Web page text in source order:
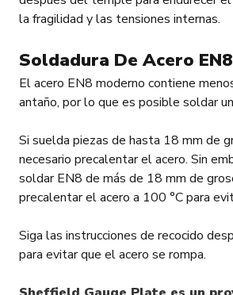
la fragilidad y las tensiones internas.
Soldadura De Acero EN8
El acero EN8 moderno contiene
antaño, por lo que es posible soldar
Si suelda piezas de hasta 18 mm de
necesario precalentar el acero. Sin
soldar EN8 de más de 18 mm de
precalentar el acero a 100 °C para
Siga las instrucciones de recocido
para evitar que el acero se rompa.